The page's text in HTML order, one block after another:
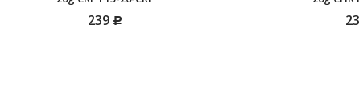
239 Р